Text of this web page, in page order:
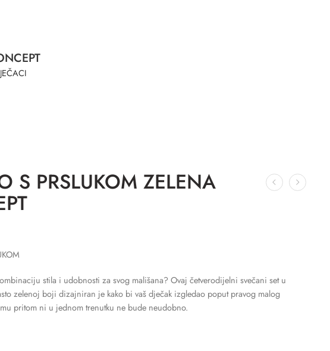
S PRSLUKOM ZELENA
stila i udobnosti za svog mališana? Ovaj četverodijelni svečani set u
zelenoj boji dizajniran je kako bi vaš dječak izgledao poput pravog malog
pritom ni u jednom trenutku ne bude neudobno.